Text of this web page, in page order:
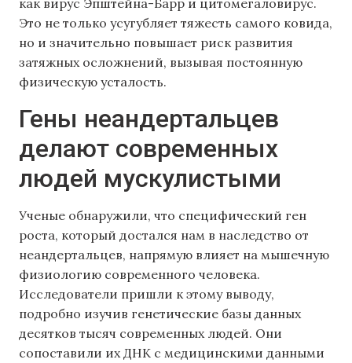
как вирус Эпштейна-Барр и цитомегаловирус.
Это не только усугубляет тяжесть самого ковида,
но и значительно повышает риск развития
затяжных осложнений, вызывая постоянную
физическую усталость.
Гены неандертальцев
делают современных
людей мускулистыми
Ученые обнаружили, что специфический ген
роста, который достался нам в наследство от
неандертальцев, напрямую влияет на мышечную
физиологию современного человека.
Исследователи пришли к этому выводу,
подробно изучив генетические базы данных
десятков тысяч современных людей. Они
сопоставили их ДНК с медицинскими данными